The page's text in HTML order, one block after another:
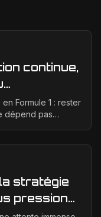
continue,
Formule 1 : rester
dépend pas
stratégie
pression